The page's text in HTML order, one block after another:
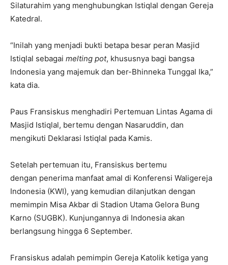
Silaturahim yang menghubungkan Istiqlal dengan Gereja
Katedral.
“Inilah yang menjadi bukti betapa besar peran Masjid
Istiqlal sebagai melting pot, khususnya bagi bangsa
Indonesia yang majemuk dan ber-Bhinneka Tunggal Ika,”
kata dia.
Paus Fransiskus menghadiri Pertemuan Lintas Agama di
Masjid Istiqlal, bertemu dengan Nasaruddin, dan
mengikuti Deklarasi Istiqlal pada Kamis.
Setelah pertemuan itu, Fransiskus bertemu
dengan penerima manfaat amal di Konferensi Waligereja
Indonesia (KWI), yang kemudian dilanjutkan dengan
memimpin Misa Akbar di Stadion Utama Gelora Bung
Karno (SUGBK). Kunjungannya di Indonesia akan
berlangsung hingga 6 September.
Fransiskus adalah pemimpin Gereja Katolik ketiga yang